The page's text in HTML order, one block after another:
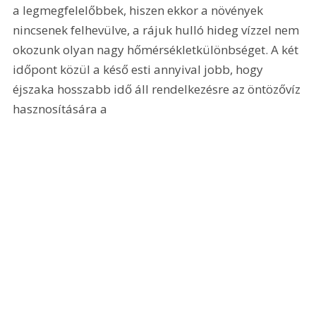
a legmegfelelőbbek, hiszen ekkor a növények
nincsenek felhevülve, a rájuk hulló hideg vízzel nem
okozunk olyan nagy hőmérsékletkülönbséget. A két
időpont közül a késő esti annyival jobb, hogy
éjszaka hosszabb idő áll rendelkezésre az öntözővíz
hasznosítására a